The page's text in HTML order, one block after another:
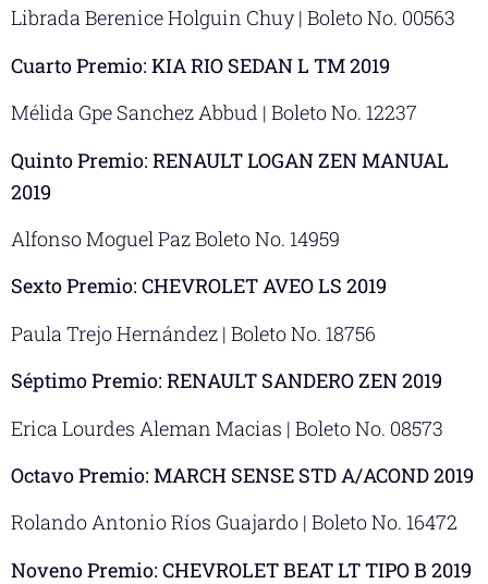
Librada Berenice Holguin Chuy | Boleto No. 00563
Cuarto Premio: KIA RIO SEDAN L TM 2019
Mélida Gpe Sanchez Abbud | Boleto No. 12237
Quinto Premio: RENAULT LOGAN ZEN MANUAL
2019
Alfonso Moguel Paz Boleto No. 14959
Sexto Premio: CHEVROLET AVEO LS 2019
Paula Trejo Hernández | Boleto No. 18756
Séptimo Premio: RENAULT SANDERO ZEN 2019
Erica Lourdes Aleman Macias | Boleto No. 08573
Octavo Premio: MARCH SENSE STD A/ACOND 2019
Rolando Antonio Ríos Guajardo | Boleto No. 16472
Noveno Premio: CHEVROLET BEAT LT TIPO B 2019